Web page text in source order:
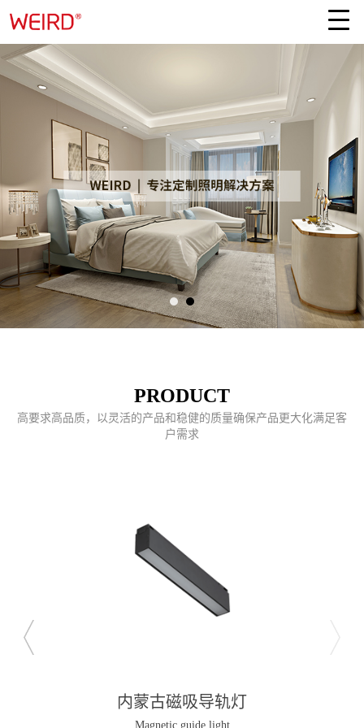
PRODUCT
高要求高品质，以灵活的产品和稳健的质量确保产品更大化满足客
户需求
内蒙古磁吸导轨灯
Magnetic guide light